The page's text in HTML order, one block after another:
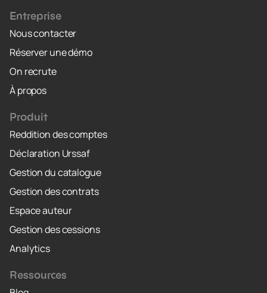
Entreprise
Nous contacter
Réserver une démo
On recrute
À propos
Produit
Reddition des comptes
Déclaration Urssaf
Gestion du catalogue
Gestion des contrats
Espace auteur
Gestion des cessions
Analytics
Ressources